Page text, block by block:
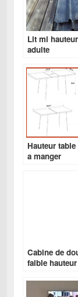
Lit mi hauteur
adulte
Hauteur
a manger
Cabine de
faible hauteur